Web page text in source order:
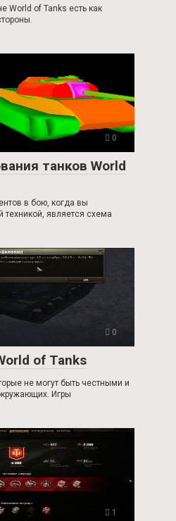
World of Tanks есть как
0
танков World
в бою, когда вы
техникой, является схема
0
of Tanks
не могут быть честными и
Игры
1